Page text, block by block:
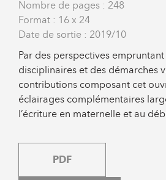
Nombre de pages : 248
Format : 16 x 24
Date de sortie : 2019/10
Par des perspectives
disciplinaires et des démarches
contributions composant cet
éclairages complémentaires
l’écriture en maternelle et au
PDF